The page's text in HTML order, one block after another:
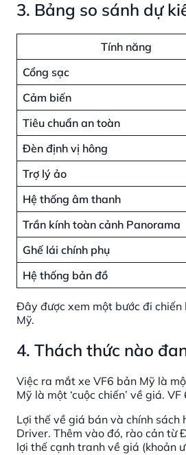
3. Bảng so sánh dự
Tính năng
Cổng sạc
Cảm biến
Tiêu chuẩn an toàn
Đèn định vị hông
Trợ lý ảo
Hệ thống âm thanh
Trần kính toàn cảnh Panorama
Ghế lái chính phụ
Hệ thống bản đồ
Đây được xem một bước đi
Mỹ.
4. Thách thức nào
Việc ra mắt xe VF6 bản Mỹ là
Mỹ là một ‘cuộc chiến’ về giá.
Lợi thế về giá bán và chính sách
Driver. Thêm vào đó, rào cản từ
lợi thế cạnh tranh về giá (khoản